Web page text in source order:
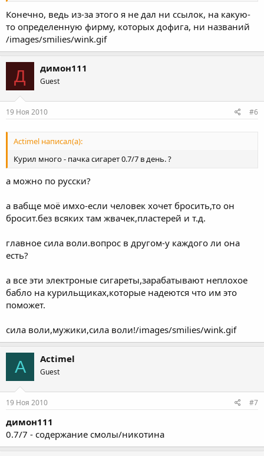
Конечно, ведь из-за этого я не дал ни ссылок, на какую-
то определенную фирму, которых дофига, ни названий
/images/smilies/wink.gif
Д димон111
Guest
19 Ноя 2010 #6
Actimel написал(а):
Курил много - пачка сигарет 0.7/7 в день. ?
а можно по русски?
а вабще моё имхо-если человек хочет бросить,то он
бросит.без всяких там жвачек,пластерей и т.д.
главное сила воли.вопрос в другом-у каждого ли она
есть?
а все эти электроные сигареты,зарабатывают неплохое
бабло на курильщиках,которые надеются что им это
поможет.
сила воли,мужики,сила воли!/images/smilies/wink.gif
A Actimel
Guest
19 Ноя 2010 #7
димон111
0.7/7 - содержание смолы/никотина